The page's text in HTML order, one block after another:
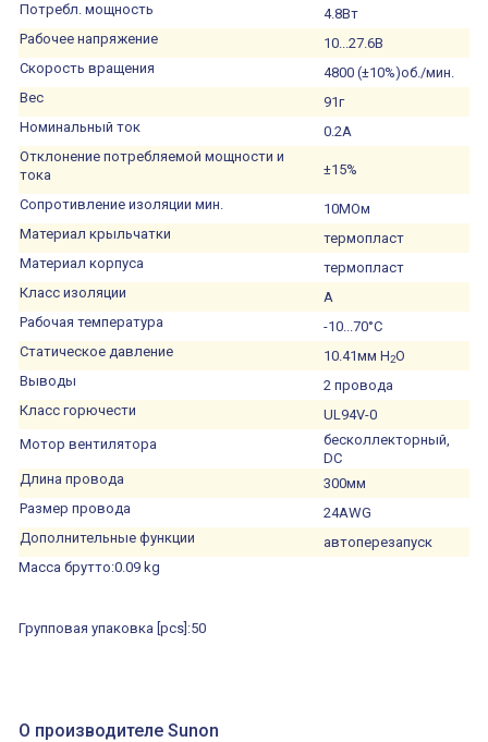
Потребл. мощность
4.8Вт
Рабочее напряжение
10...27.6В
Скорость вращения
4800 (±10%)об./мин.
Вес
91г
Номинальный ток
0.2А
Отклонение потребляемой мощности и
тока
±15%
Сопротивление изоляции мин.
10МОм
Материал крыльчатки
термопласт
Материал корпуса
термопласт
Класс изоляции
A
Рабочая температура
-10...70°C
Статическое давление
10.41мм H2O
Выводы
2 провода
Класс горючести
UL94V-0
Мотор вентилятора
бесколлекторный,
DC
Длина провода
300мм
Размер провода
24AWG
Дополнительные функции
автоперезапуск
Масса брутто:0.09 kg
Групповая упаковка [pcs]:50
О производителе Sunon